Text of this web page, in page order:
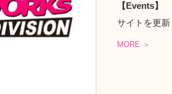
【Events】
サイトを更新
MORE ＞